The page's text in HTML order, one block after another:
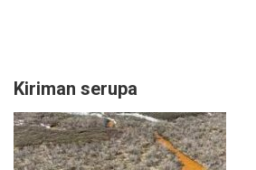
Kiriman serupa